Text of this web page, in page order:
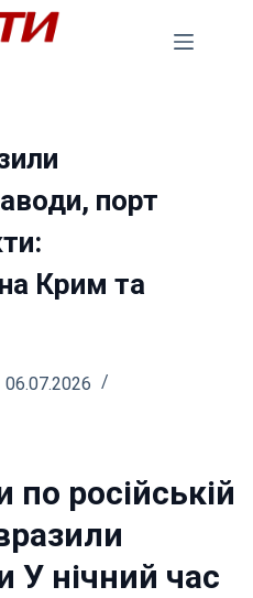
порт
Крим та
06.07.2026
по російській
У нічний час